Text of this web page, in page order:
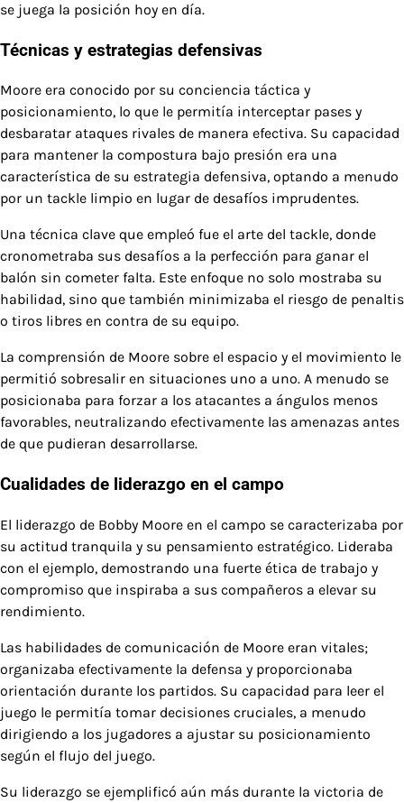
se juega la posición hoy en día.
Técnicas y estrategias defensivas
Moore era conocido por su conciencia táctica y
posicionamiento, lo que le permitía interceptar pases y
desbaratar ataques rivales de manera efectiva. Su capacidad
para mantener la compostura bajo presión era una
característica de su estrategia defensiva, optando a menudo
por un tackle limpio en lugar de desafíos imprudentes.
Una técnica clave que empleó fue el arte del tackle, donde
cronometraba sus desafíos a la perfección para ganar el
balón sin cometer falta. Este enfoque no solo mostraba su
habilidad, sino que también minimizaba el riesgo de penaltis
o tiros libres en contra de su equipo.
La comprensión de Moore sobre el espacio y el movimiento le
permitió sobresalir en situaciones uno a uno. A menudo se
posicionaba para forzar a los atacantes a ángulos menos
favorables, neutralizando efectivamente las amenazas antes
de que pudieran desarrollarse.
Cualidades de liderazgo en el campo
El liderazgo de Bobby Moore en el campo se caracterizaba por
su actitud tranquila y su pensamiento estratégico. Lideraba
con el ejemplo, demostrando una fuerte ética de trabajo y
compromiso que inspiraba a sus compañeros a elevar su
rendimiento.
Las habilidades de comunicación de Moore eran vitales;
organizaba efectivamente la defensa y proporcionaba
orientación durante los partidos. Su capacidad para leer el
juego le permitía tomar decisiones cruciales, a menudo
dirigiendo a los jugadores a ajustar su posicionamiento
según el flujo del juego.
Su liderazgo se ejemplificó aún más durante la victoria de